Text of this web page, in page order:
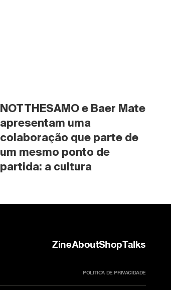
NOTTHESAMO e Baer Mate
apresentam uma
colaboração que parte de
um mesmo ponto de
partida: a cultura
ZineAboutShopTalks
POLITICA DE PRIVACIDADE